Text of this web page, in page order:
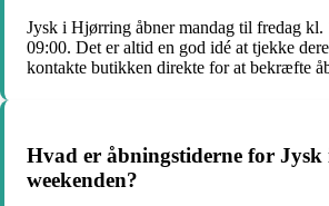
Jysk i Hjørring åbner mandag til fredag
09:00. Det er altid en god idé at tjekke
kontakte butikken direkte for at bekræfte
Hvad er åbningstiderne for
weekenden?